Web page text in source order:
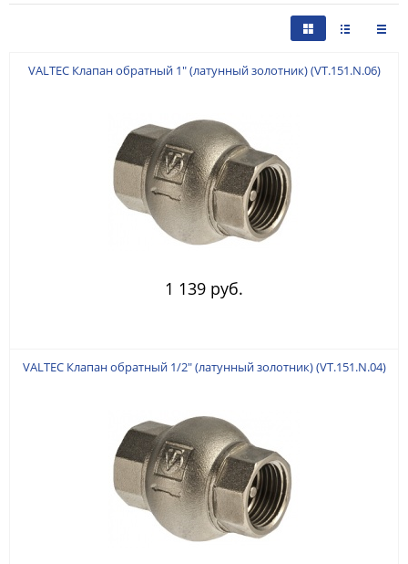
VALTEC Клапан обратный 1" (латунный золотник) (VT.151.N.06)
1 139 руб.
VALTEC Клапан обратный 1/2" (латунный золотник) (VT.151.N.04)